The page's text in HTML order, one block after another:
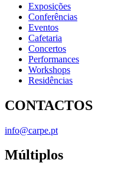
Exposições
Conferências
Eventos
Cafetaria
Concertos
Performances
Workshops
Residências
CONTACTOS
info@carpe.pt
Múltiplos